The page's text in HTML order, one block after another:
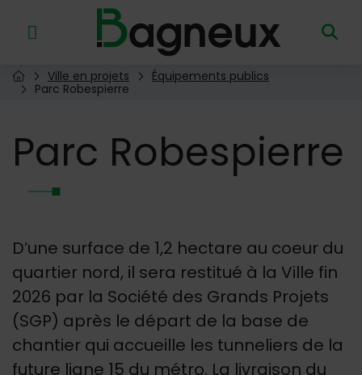
Menu de raccourcis
Retour à l'accueil
Page d'accueil du site
Ville en projets
Équipements publics
Parc Robespierre
Parc Robespierre
D’une surface de 1,2 hectare au coeur du
quartier nord, il sera restitué à la Ville fin
2026 par la Société des Grands Projets
(SGP) après le départ de la base de
chantier qui accueille les tunneliers de la
future ligne 15 du métro. La livraison du